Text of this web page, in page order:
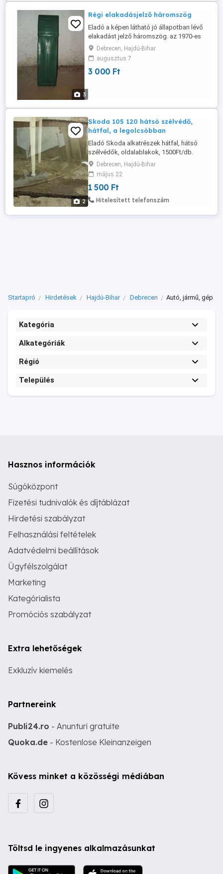
3
Régi elakadásjelző háromszög
Eladó a képen látható jó állapotban lévő
elakadást jelző háromszög. az 1970-es
évekből származik DEGÉP felírattal a
dobozán Nélkülözhetetlen tartozéka a
régi veterán autóknak. Skoda, Lada,
Trabant, Wartburg stb. Személyesen
Debrecen, Hajdú-Bihar
augusztus 7
3 000 Ft
2
Skoda 105 120 hátsó szélvédő,
hátfal, a legolcsóbban
Eladó Skoda alkatrészek hátfal, hátsó
szélvédők, oldalablakok, 1500Ft/db.
Személyes átvétel Debrecenben.
Érdeklődni üzenetben, itt az oldalon. Nem
viszem sehova a lakcímemen lehet
átvenni.
Debrecen, Hajdú-Bihar
május 22
1 500 Ft
Hitelesített telefonszám
Startapró Hirdetések Hajdú-Bihar Debrecen Autó, jármű, gép
Kategória
Alkategóriák
Régió
Település
Hasznos információk
Súgóközpont
Fizetési tudnivalók és díjtáblázat
Hirdetési szabályzat
Felhasználási feltételek
Adatvédelmi beállítások
Ügyfélszolgálat
Marketing
Kategórialista
Promóciós szabályzat
Extra lehetőségek
Exkluzív kiemelés
Partnereink
Publi24.ro - Anunturi gratuite
Quoka.de - Kostenlose Kleinanzeigen
Kövess minket a közösségi médiában
Töltsd le ingyenes alkalmazásunkat